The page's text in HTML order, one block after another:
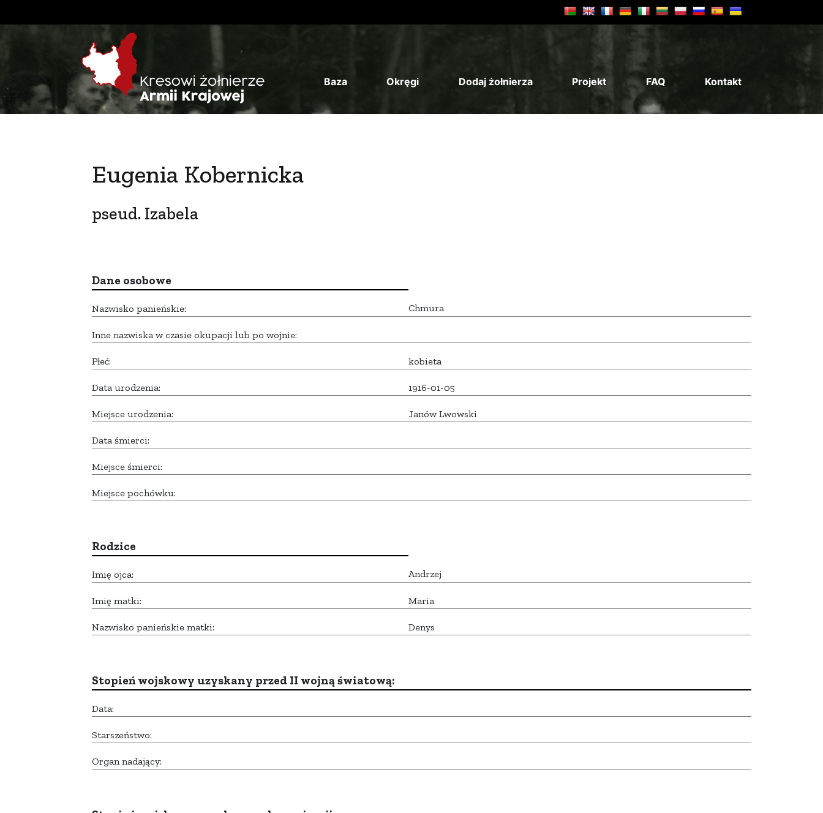
Baza Okręgi Dodaj żołnierza Projekt FAQ Kontakt
Eugenia Kobernicka
pseud. Izabela
Dane osobowe
Nazwisko panieńskie: Chmura
Inne nazwiska w czasie okupacji lub po wojnie:
Płeć: kobieta
Data urodzenia: 1916-01-05
Miejsce urodzenia: Janów Lwowski
Data śmierci:
Miejsce śmierci:
Miejsce pochówku:
Rodzice
Imię ojca: Andrzej
Imię matki: Maria
Nazwisko panieńskie matki: Denys
Stopień wojskowy uzyskany przed II wojną światową:
Data:
Starszeństwo:
Organ nadający: